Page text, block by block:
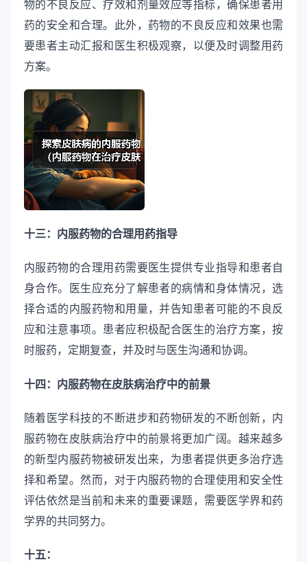
物的不良反应、疗效和剂量效应等指标，确保患者用
药的安全和合理。此外，药物的不良反应和效果也需
要患者主动汇报和医生积极观察，以便及时调整用药
方案。
十三：内服药物的合理用药指导
内服药物的合理用药需要医生提供专业指导和患者自
身合作。医生应充分了解患者的病情和身体情况，选
择合适的内服药物和用量，并告知患者可能的不良反
应和注意事项。患者应积极配合医生的治疗方案，按
时服药，定期复查，并及时与医生沟通和协调。
十四：内服药物在皮肤病治疗中的前景
随着医学科技的不断进步和药物研发的不断创新，内
服药物在皮肤病治疗中的前景将更加广阔。越来越多
的新型内服药物被研发出来，为患者提供更多治疗选
择和希望。然而，对于内服药物的合理使用和安全性
评估依然是当前和未来的重要课题，需要医学界和药
学界的共同努力。
十五：